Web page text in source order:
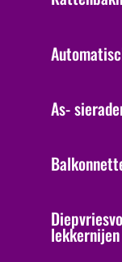
As-
lekkernijen